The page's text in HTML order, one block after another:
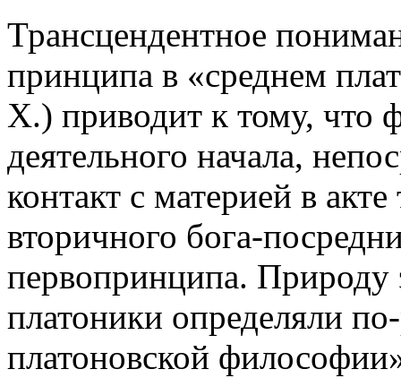
Трансцендентное
принципа в «среднем
Х.) приводит к тому, что
деятельного начала,
контакт с материей в
вторичного бога-
первопринципа. Природу
платоники определяли
платоновской